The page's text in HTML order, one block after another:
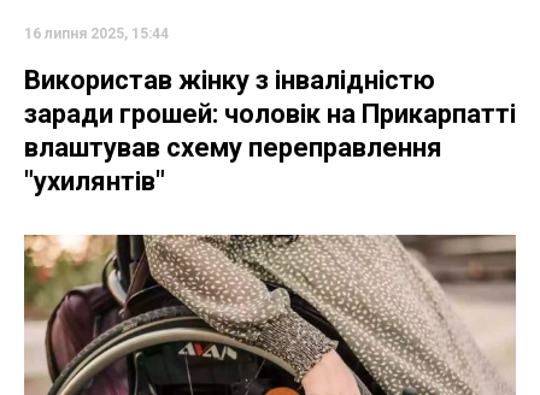
16 липня 2025, 15:44
Використав жінку з інвалідністю
заради грошей: чоловік на Прикарпатті
влаштував схему переправлення
"ухилянтів"